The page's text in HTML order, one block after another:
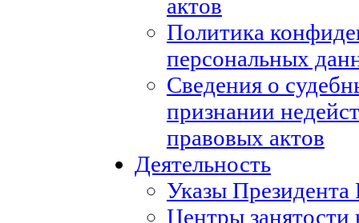
актов
Политика
персональных
Сведения о
признании
правовых актов
Деятельность
Указы
Центры занятости